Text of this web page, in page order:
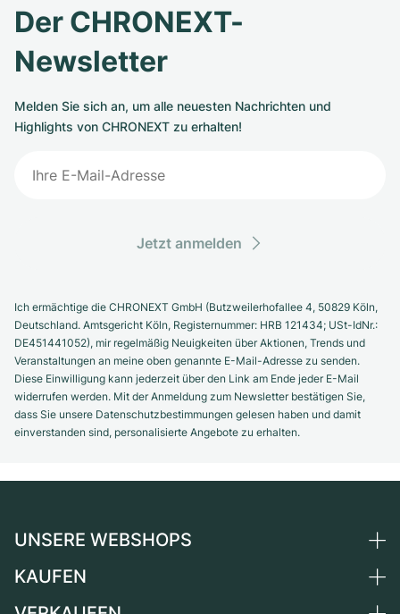
Der CHRONEXT-
Newsletter
Melden Sie sich an, um alle neuesten Nachrichten und
Highlights von CHRONEXT zu erhalten!
Jetzt anmelden
Ich ermächtige die CHRONEXT GmbH (Butzweilerhofallee 4, 50829 Köln,
Deutschland. Amtsgericht Köln, Registernummer: HRB 121434; USt-IdNr.:
DE451441052), mir regelmäßig Neuigkeiten über Aktionen, Trends und
Veranstaltungen an meine oben genannte E-Mail-Adresse zu senden.
Diese Einwilligung kann jederzeit über den Link am Ende jeder E-Mail
widerrufen werden. Mit der Anmeldung zum Newsletter bestätigen Sie,
dass Sie unsere Datenschutzbestimmungen gelesen haben und damit
einverstanden sind, personalisierte Angebote zu erhalten.
UNSERE WEBSHOPS
Deutschland
KAUFEN
Alle Luxusuhren